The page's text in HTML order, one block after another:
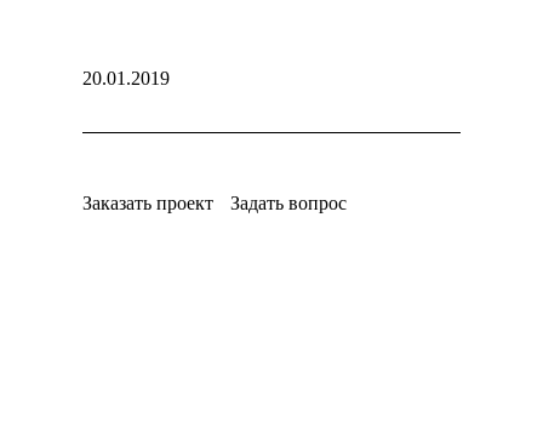
20.01.2019
Заказать проект Задать вопрос